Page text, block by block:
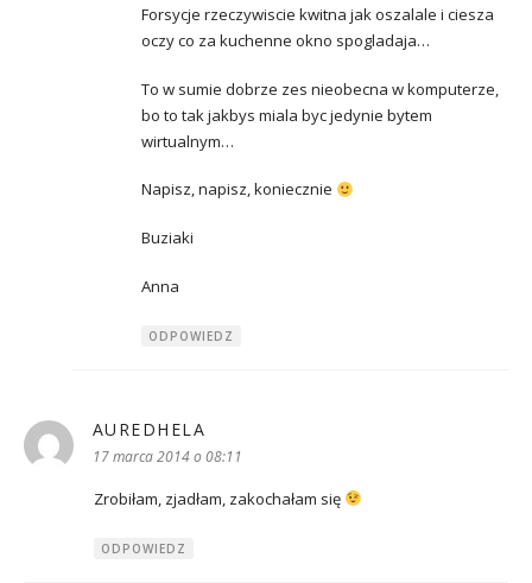
Forsycje rzeczywiscie kwitna jak oszalale i ciesza
oczy co za kuchenne okno spogladaja…
To w sumie dobrze zes nieobecna w komputerze,
bo to tak jakbys miala byc jedynie bytem
wirtualnym…
Napisz, napisz, koniecznie
Buziaki
Anna
ODPOWIEDZ
AUREDHELA
17 marca 2014 o 08:11
Zrobiłam, zjadłam, zakochałam się
ODPOWIEDZ